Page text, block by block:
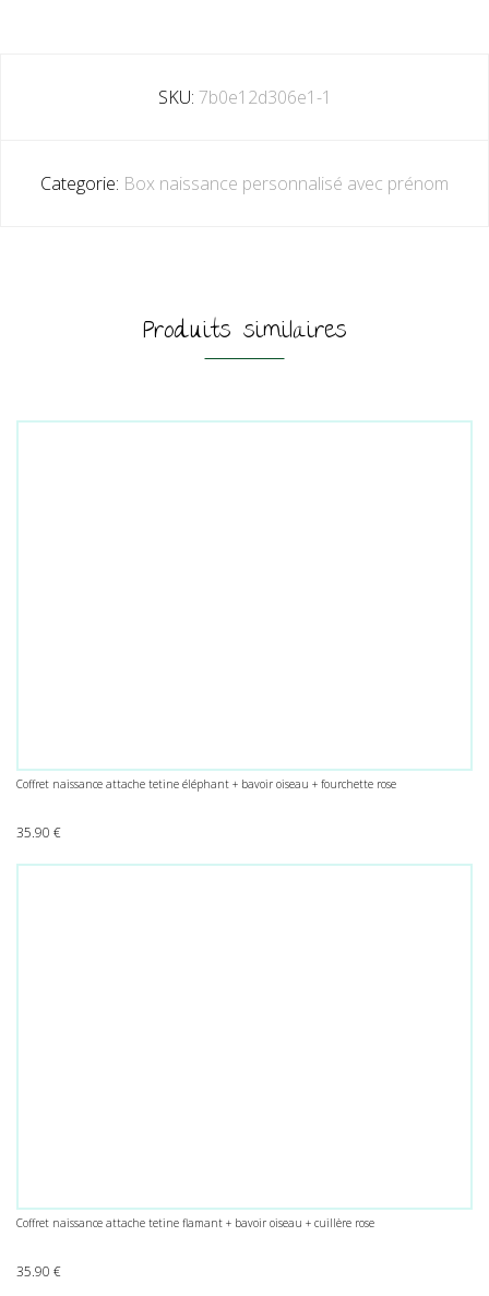
SKU: 7b0e12d306e1-1
Categorie: Box naissance personnalisé avec prénom
Produits similaires
Coffret naissance attache tetine éléphant + bavoir oiseau + fourchette rose
35.90 €
Coffret naissance attache tetine flamant + bavoir oiseau + cuillère rose
35.90 €